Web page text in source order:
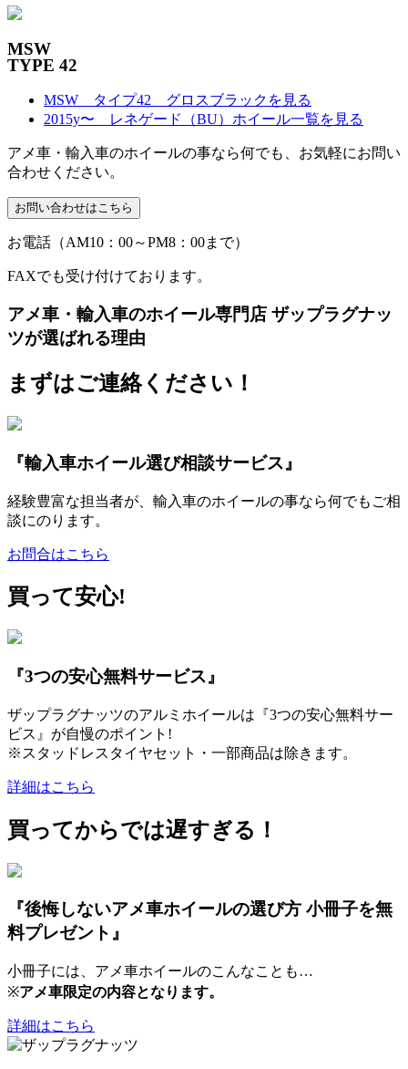
MSW
TYPE 42
MSW タイプ42 グロスブラックを見る
2015y〜 レネゲード（BU）ホイール一覧を見る
アメ車・輸入車のホイールの事なら何でも、お気軽にお問い
合わせください。
お電話（AM10：00～PM8：00まで）
FAXでも受け付けております。
アメ車・輸入車のホイール専門店 ザップラグナッ
ツが選ばれる理由
まずはご連絡ください！
『輸入車ホイール選び相談サービス』
経験豊富な担当者が、輸入車のホイールの事なら何でもご相
談にのります。
お問合はこちら
買って安心!
『3つの安心無料サービス』
ザップラグナッツのアルミホイールは『3つの安心無料サー
ビス』が自慢のポイント!
※スタッドレスタイヤセット・一部商品は除きます。
詳細はこちら
買ってからでは遅すぎる！
『後悔しないアメ車ホイールの選び方 小冊子を無
料プレゼント』
小冊子には、アメ車ホイールのこんなことも…
※アメ車限定の内容となります。
詳細はこちら